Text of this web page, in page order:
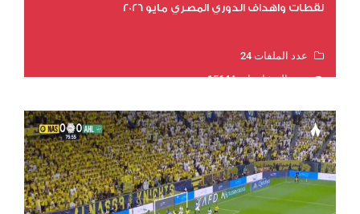
لقطات واهداف الدوري المصري مايو 2026
عدد الملفات 24
عدد المشاهدات 15644